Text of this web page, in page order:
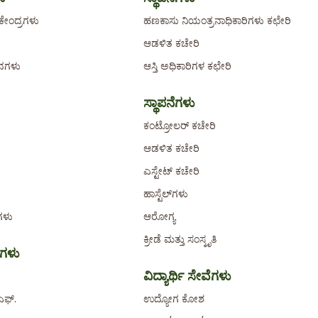
ಹಣಕಾಸು ನಿಯಂತ್ರನಾಧಿಕಾರಿಗಳು ಕಛೇರಿ
ಆಡಳಿತ ಕಚೇರಿ
ಆಸ್ತಿ ಅಧಿಕಾರಿಗಳ ಕಛೇರಿ
ಸ್ಥಾಪನೆಗಳು
ಕಂಟ್ರೋಲರ್ ಕಚೇರಿ
ಆಡಳಿತ ಕಚೇರಿ
ಎಸ್ಟೇಟ್ ಕಚೇರಿ
ಹಾಸ್ಟೆಲ್‌ಗಳು
ಆರೋಗ್ಯ
ಕ್ರೀಡೆ ಮತ್ತು ಸಂಸ್ಕೃತಿ
ವಿದ್ಯಾರ್ಥಿ ಸೇವೆಗಳು
ಉದ್ಯೋಗ ಕೋಶ